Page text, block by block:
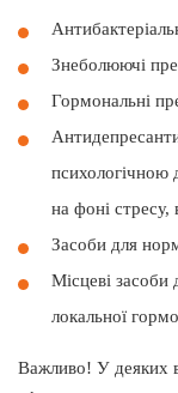
Знеболюючі
Гормональні
на фоні стресу,
Засоби для
Місцеві засоби
локальної
Важливо! У деяких